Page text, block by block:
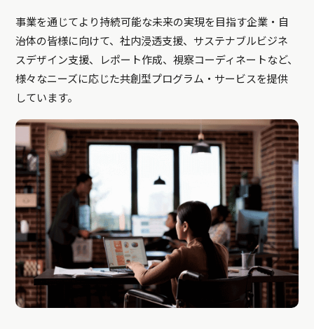
事業を通じてより持続可能な未来の実現を目指す企業・自
治体の皆様に向けて、社内浸透支援、サステナブルビジネ
スデザイン支援、レポート作成、視察コーディネートなど、
様々なニーズに応じた共創型プログラム・サービスを提供
しています。